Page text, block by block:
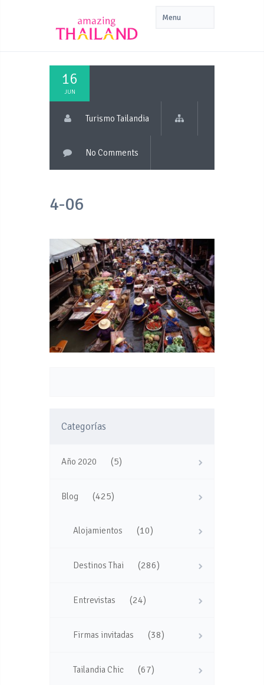
16
JUN
Turismo Tailandia
No Comments
4-06
Categorías
Año 2020 (5)
Blog (425)
Alojamientos (10)
Destinos Thai (286)
Entrevistas (24)
Firmas invitadas (38)
Tailandia Chic (67)